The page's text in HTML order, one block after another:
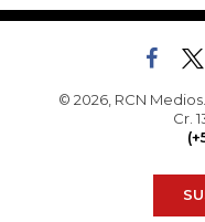
© 2026, RCN
Cr.